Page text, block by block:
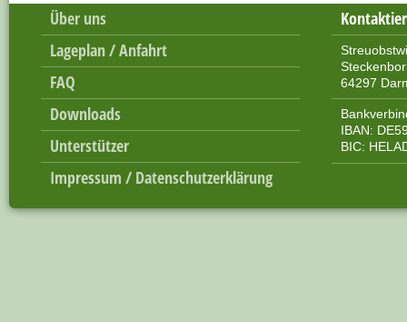
Über uns
Lageplan / Anfahrt
FAQ
Downloads
Unterstützer
Impressum / Datenschutzerklärung
64297
IBAN:
BIC: